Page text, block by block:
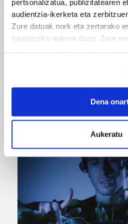
pertsonalizatua, publizitatearen
audientzia-ikerketa eta
Zure datuak nork eta zertarako
hautatzeko aukera duzu. Zure
If you allow, we would also like
Collect information about
Identify your device by
specific characteristics
Find out more about how your
and set your preferences in the
Guk eta gure bazkideek zure
prozesatzen ditugu, zure IP
teknologia erabiliz, cookieak
Dena
Aukeratu
Urbiako zelaiak erromeria